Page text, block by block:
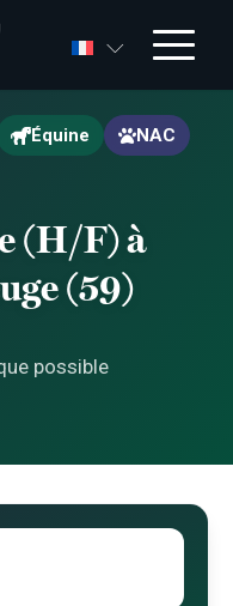
Équine
NAC
(H/F) à
(59)
possible